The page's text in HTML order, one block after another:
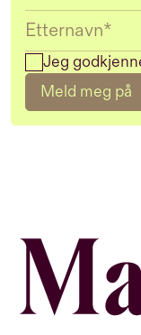
Jeg
Meld meg på